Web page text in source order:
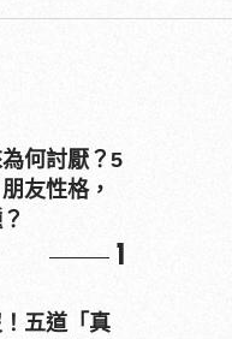
何討厭？5
友性格，
1
五道「真